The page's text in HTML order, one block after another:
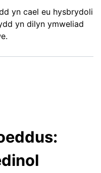
yn cael eu hysbrydoli
yn dilyn ymweliad